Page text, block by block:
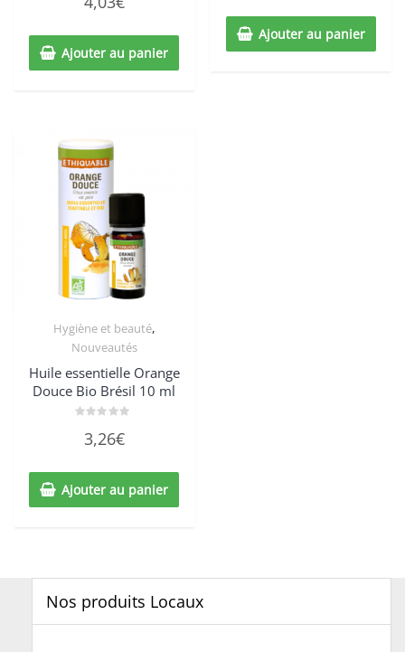
sur 5
Ajouter au panier
Ajouter au panier
Hygiène et beauté,
Nouveautés
Huile essentielle Orange
Douce Bio Brésil 10 ml
sur
3,26€
Ajouter au panier
Nos produits Locaux